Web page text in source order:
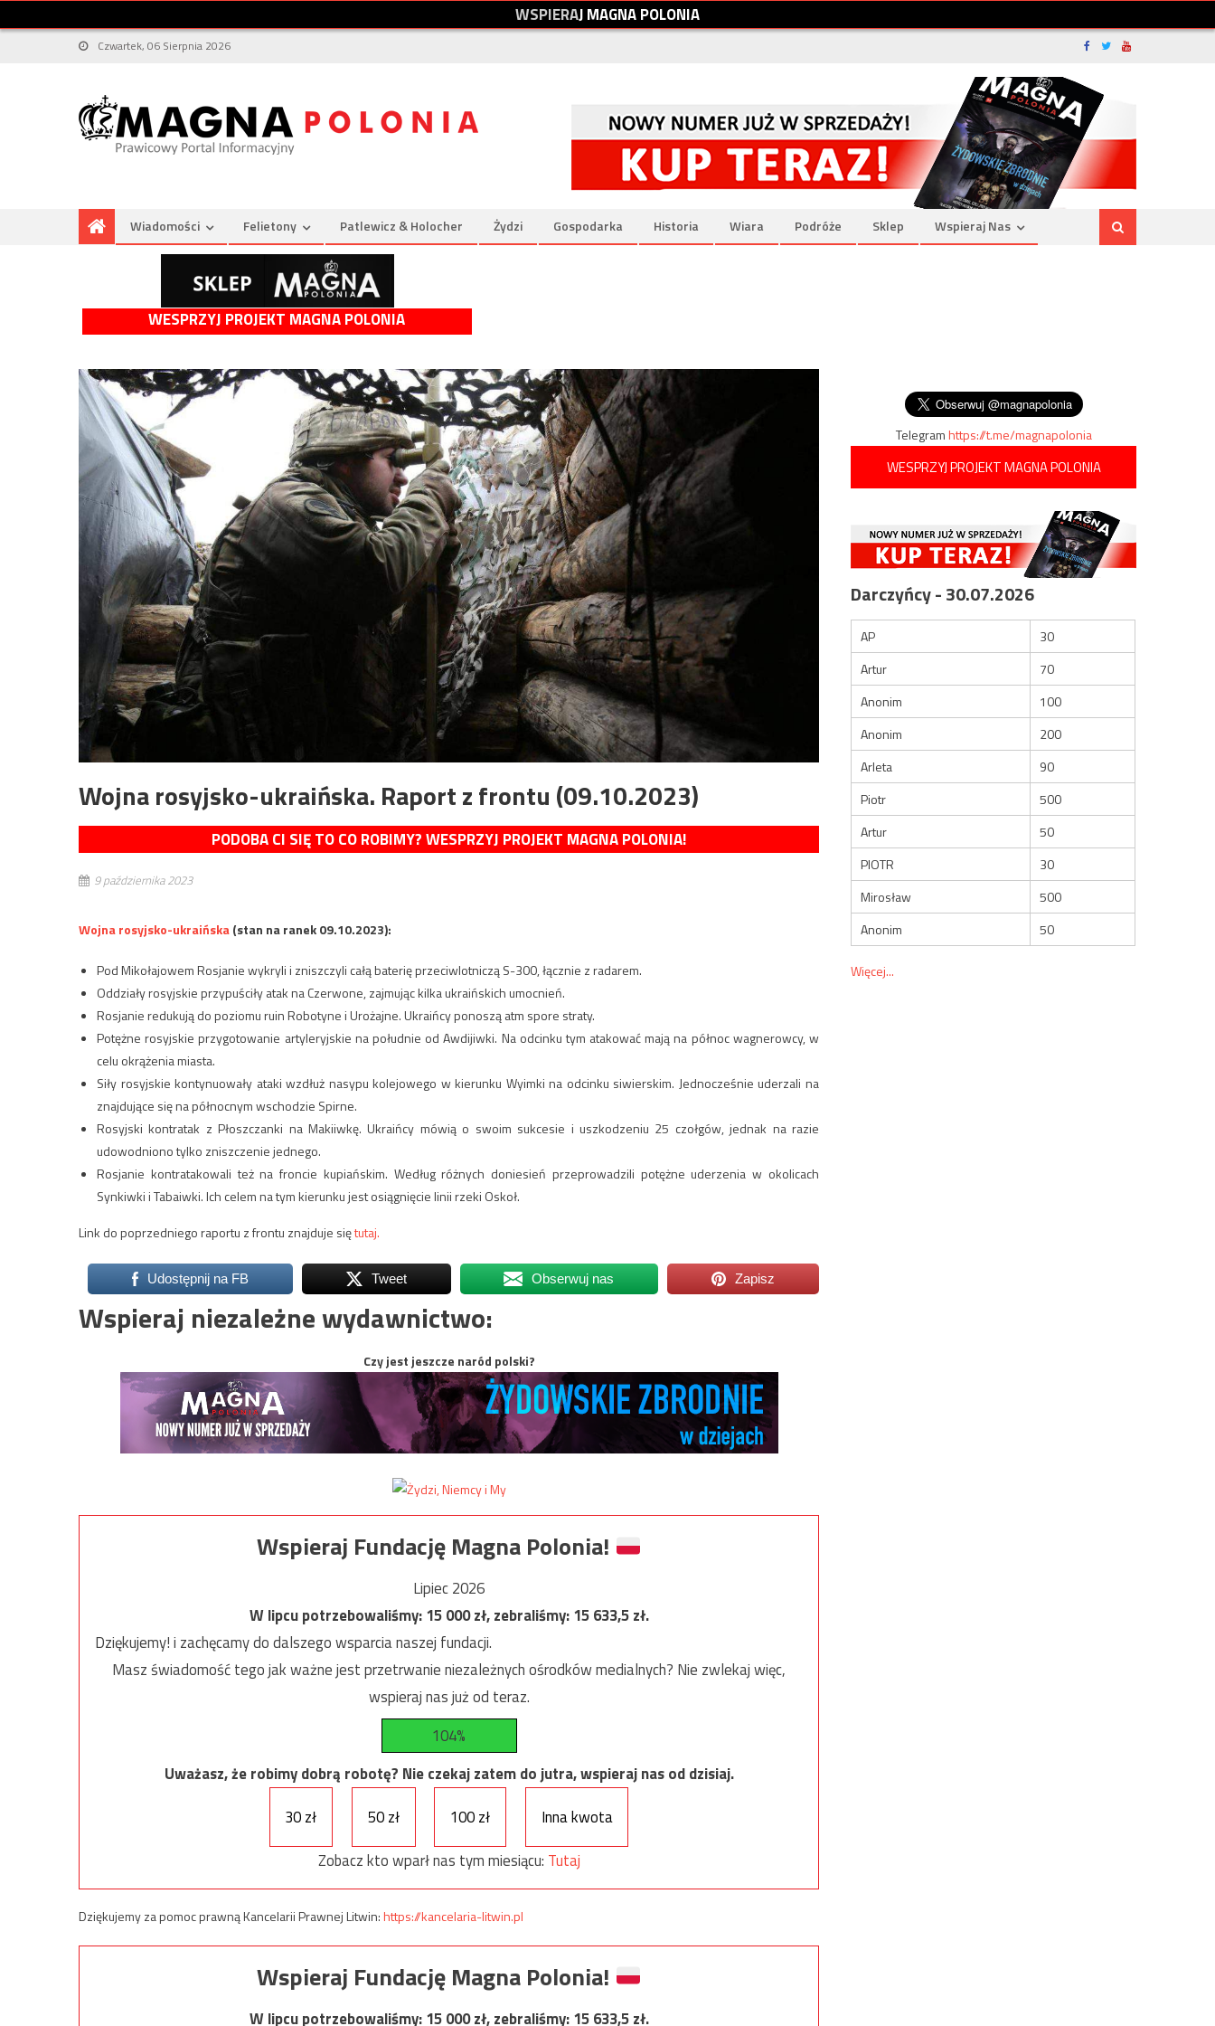
WSPIERAJMAGNAPOLONIA
Czwartek, 06 Sierpnia 2026
Wiadomości Felietony Patlewicz & Holocher Żydzi Gospodarka Historia Wiara Podróże Sklep Wspieraj Nas
WESPRZYJ PROJEKT MAGNA POLONIA
Wojna rosyjsko-ukraińska. Raport z frontu (09.10.2023)
PODOBA CI SIĘ TO CO ROBIMY? WESPRZYJ PROJEKT MAGNA POLONIA!
9 października 2023
Wojna rosyjsko-ukraińska(stan na ranek 09.10.2023):
Pod Mikołajowem Rosjanie wykryli i zniszczyli całą baterię przeciwlotniczą S-300, łącznie z radarem.
Oddziały rosyjskie przypuściły atak na Czerwone, zajmując kilka ukraińskich umocnień.
Rosjanie redukują do poziomu ruin Robotyne i Urożajne. Ukraińcy ponoszą atm spore straty.
Potężne rosyjskie przygotowanie artyleryjskie na południe od Awdijiwki. Na odcinku tym atakować mają na północ wagnerowcy, w
celu okrążenia miasta.
Siły rosyjskie kontynuowały ataki wzdłuż nasypu kolejowego w kierunku Wyimki na odcinku siwierskim. Jednocześnie uderzali na
znajdujące się na północnym wschodzie Spirne.
Rosyjski kontratak z Płoszczanki na Makiiwkę. Ukraińcy mówią o swoim sukcesie i uszkodzeniu 25 czołgów, jednak na razie
udowodniono tylko zniszczenie jednego.
Rosjanie kontratakowali też na froncie kupiańskim. Według różnych doniesień przeprowadzili potężne uderzenia w okolicach
Synkiwki i Tabaiwki. Ich celem na tym kierunku jest osiągnięcie linii rzeki Oskoł.
Link do poprzedniego raportu z frontu znajduje siętutaj.
Udostępnij na FB Tweet Obserwuj nas Zapisz
Wspieraj niezależne wydawnictwo:
Czy jest jeszcze naród polski?
Wspieraj Fundację Magna Polonia!
Lipiec 2026
W lipcu potrzebowaliśmy:15 000zł, zebraliśmy:15 633,5zł.
Dziękujemy! i zachęcamy do dalszego wsparcia naszej fundacji.
Masz świadomość tego jak ważne jest przetrwanie niezależnych ośrodków medialnych? Nie zwlekaj więc,
wspieraj nas już od teraz.
104%
Uważasz, że robimy dobrą robotę? Nie czekaj zatem do jutra, wspieraj nas od dzisiaj.
30 zł
50 zł 100 zł
Inna kwota
Zobacz kto wparł nas tym miesiącu: Tutaj
Dziękujemy za pomoc prawną Kancelarii Prawnej Litwin:https://kancelaria-litwin.pl
Wspieraj Fundację Magna Polonia!
W lipcu potrzebowaliśmy:15 000zł, zebraliśmy:15 633,5zł.
Telegramhttps://t.me/magnapolonia
WESPRZYJ PROJEKT MAGNA POLONIA
Darczyńcy - 30.07.2026
AP
30
Artur
70
Anonim
100
Anonim
200
Arleta
90
Piotr
500
Artur
50
PIOTR
30
Mirosław
500
Anonim
50
Więcej...